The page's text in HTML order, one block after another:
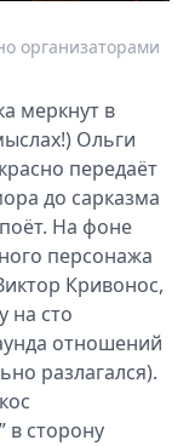
организаторами
меркнут в
Ольги
передаёт
до сарказма
На фоне
персонажа
Кривонос,
на сто
отношений
разлагался).
в сторону